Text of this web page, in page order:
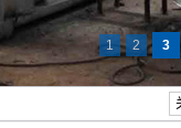
1 2 3